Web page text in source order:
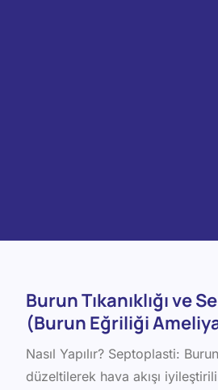
Burun Tıkanıklığı ve
(Burun Eğriliği
Nasıl Yapılır? Septoplasti:
düzeltilerek hava akışı